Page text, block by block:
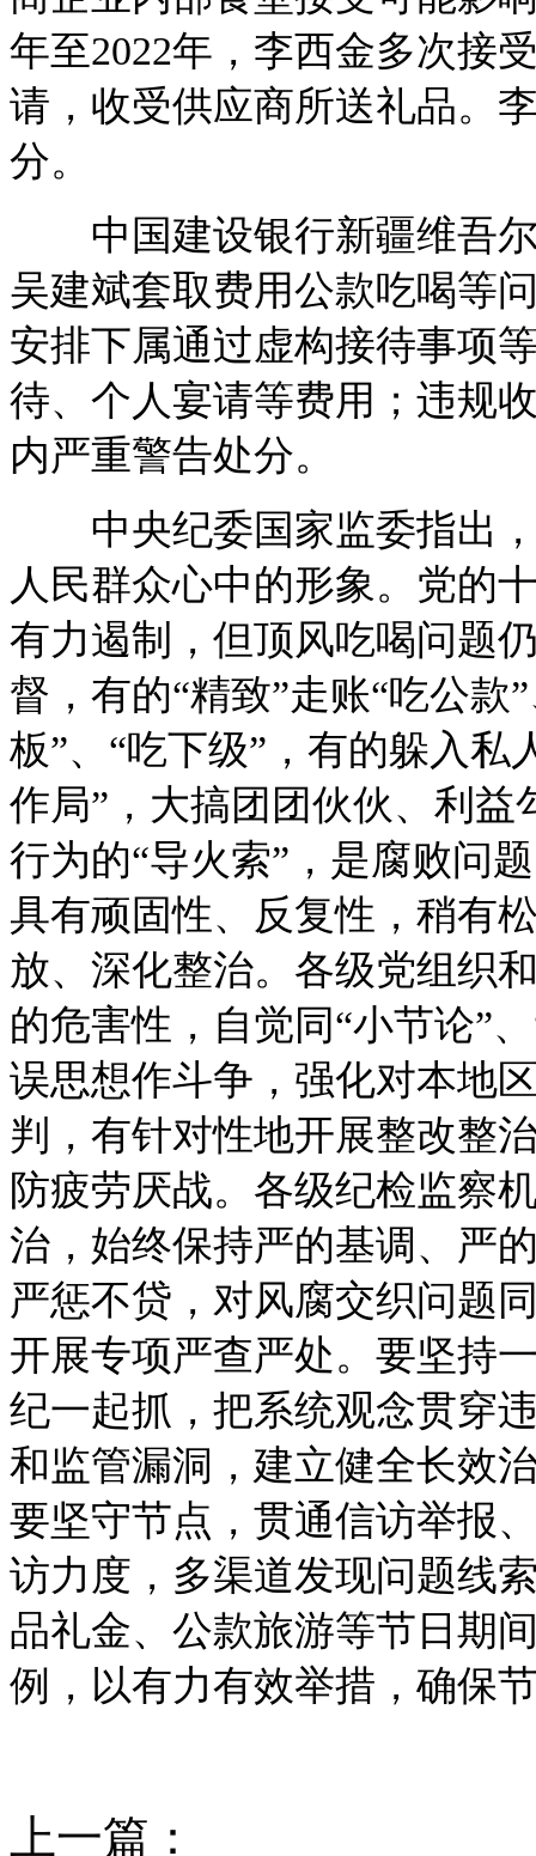
年至2022年，李西金多次接
请，收受供应商所送礼品。
分。
中国建设银行新疆维吾尔
吴建斌套取费用公款吃喝等
安排下属通过虚构接待事项
待、个人宴请等费用；违规
内严重警告处分。
中央纪委国家监委指出，
人民群众心中的形象。党的
有力遏制，但顶风吃喝问题
督，有的“精致”走账“吃公款
板”、“吃下级”，有的躲入
作局”，大搞团团伙伙、利
行为的“导火索”，是腐败问
具有顽固性、反复性，稍有
放、深化整治。各级党组织
的危害性，自觉同“小节论”
误思想作斗争，强化对本地
判，有针对性地开展整改整
防疲劳厌战。各级纪检监察
治，始终保持严的基调、严
严惩不贷，对风腐交织问题
开展专项严查严处。要坚持
纪一起抓，把系统观念贯穿
和监管漏洞，建立健全长效
要坚守节点，贯通信访举报
访力度，多渠道发现问题线
品礼金、公款旅游等节日期
例，以有力有效举措，确保
上一篇：